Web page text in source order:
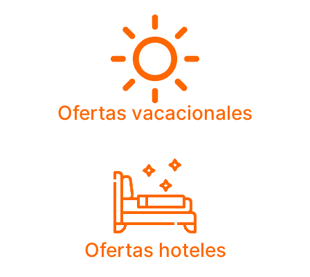
Ofertas vacacionales
Ofertas hoteles